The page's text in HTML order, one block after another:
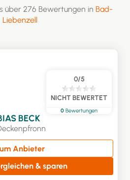
über 276 Bewertungen in Bad-
Liebenzell
0/5
NICHT BEWERTET
0 Bewertungen
BECK
Anbieter
& sparen